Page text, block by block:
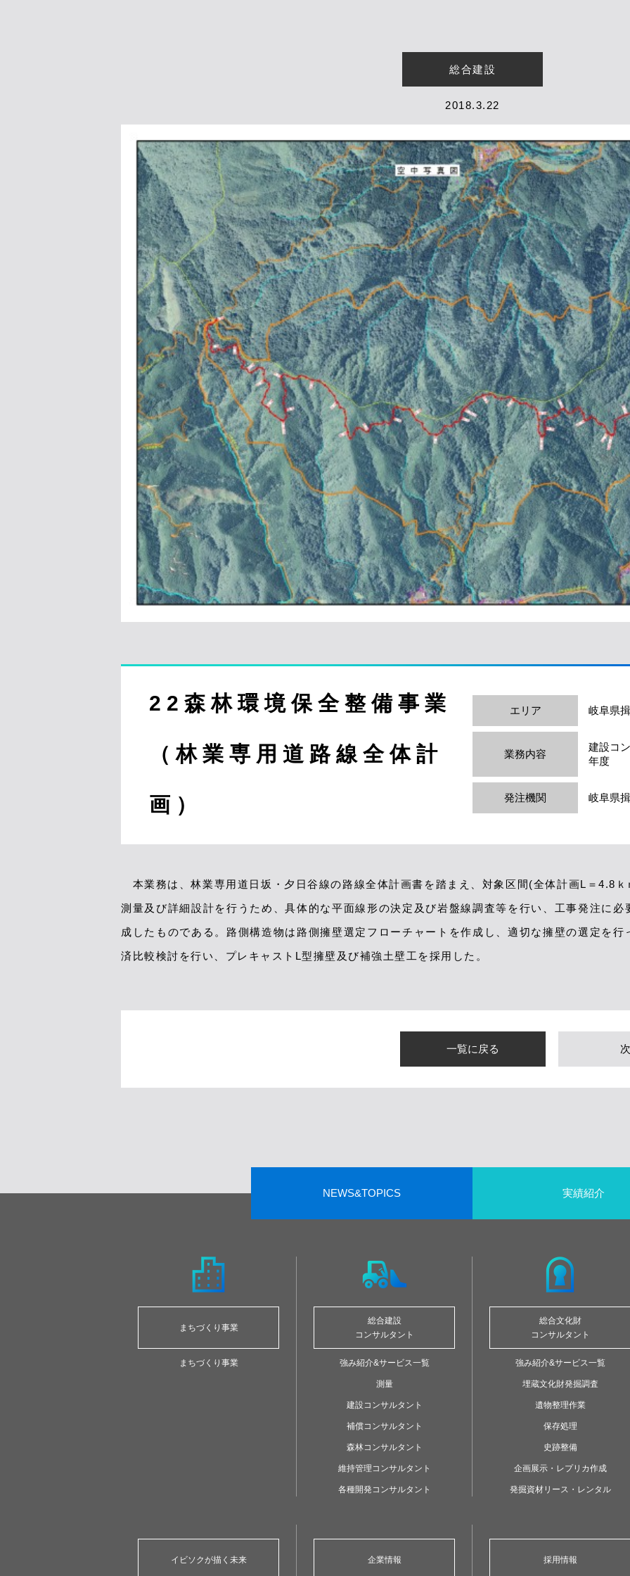
総合建設
2018.3.22
22森林環境保全整備事業
（林業専用道路線全体計
画）
エリア 岐阜県
業務内容
建設コ
年度
発注機関 岐阜県
本業務は、林業専用道日坂・夕日谷線の路線全体計画書を踏まえ、対象区間(全体計画L＝4.8
測量及び詳細設計を行うため、具体的な平面線形の決定及び岩盤線調査等を行い、工事発注に
成したものである。路側構造物は路側擁壁選定フローチャートを作成し、適切な擁壁の選定を
済比較検討を行い、プレキャストL型擁壁及び補強土壁工を採用した。
一覧に戻る
NEWS&TOPICS 実績紹介
まちづくり事業
まちづくり事業
総合建設
コンサルタント
強み紹介&サービス一覧
測量
建設コンサルタント
補償コンサルタント
森林コンサルタント
維持管理コンサルタント
各種開発コンサルタント
総合文化財
コンサルタント
強み紹介&サービス一覧
埋蔵文化財発掘調査
遺物整理作業
保存処理
史跡整備
企画展示・レプリカ作成
発掘資材リース・レンタル
イビソクが描く未来 企業情報 採用情報